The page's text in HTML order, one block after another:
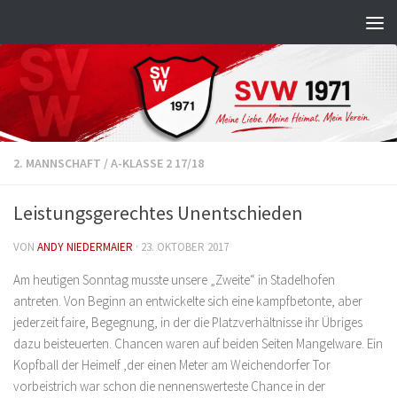
2. MANNSCHAFT /A-KLASSE 2 17/18
Leistungsgerechtes Unentschieden
VON ANDY NIEDERMAIER · 23. OKTOBER 2017
Am heutigen Sonntag musste unsere „Zweite“ in Stadelhofen
antreten. Von Beginn an entwickelte sich eine kampfbetonte, aber
jederzeit faire, Begegnung, in der die Platzverhältnisse ihr Übriges
dazu beisteuerten. Chancen waren auf beiden Seiten Mangelware. Ein
Kopfball der Heimelf ,der einen Meter am Weichendorfer Tor
vorbeistrich war schon die nennenswerteste Chance in der